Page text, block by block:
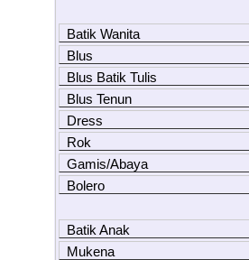
Batik Wanita
Blus
Blus Batik Tulis
Blus Tenun
Dress
Rok
Gamis/Abaya
Bolero
Batik Anak
Mukena